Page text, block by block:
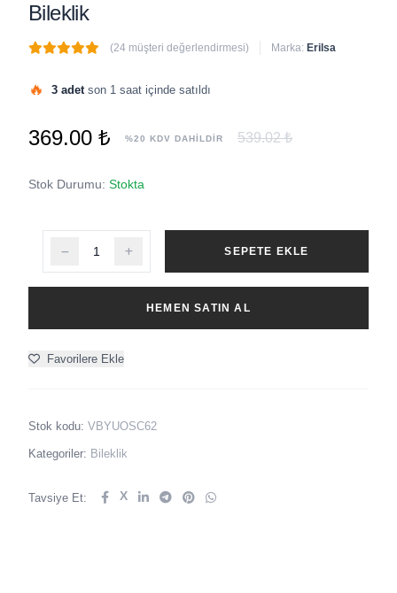
Bileklik
(24 müşteri değerlendirmesi) Marka: Erilsa
🔥 3 adet son 1 saat içinde satıldı
369.00 ₺ %20 KDV DAHİLDİR 539.02 ₺
Stok Durumu: Stokta
SEPETE EKLE
HEMEN SATIN AL
Favorilere Ekle
Stok kodu: VBYUOSC62
Kategoriler: Bileklik
Tavsiye Et: X